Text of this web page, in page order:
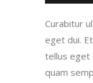
Curabitur
eget dui.
tellus eget
quam